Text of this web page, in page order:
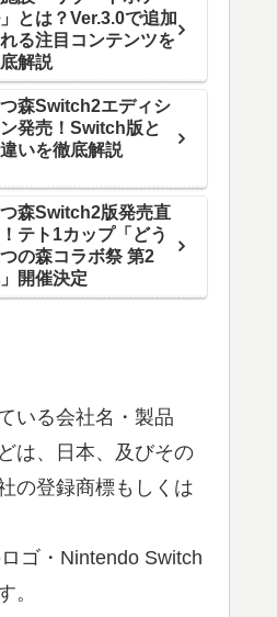
とは？Ver.3.0で追加
る注目コンテンツを
解説
森Switch2エディシ
ン発売！Switch版と
いを徹底解説
森Switch2版発売直
テト1カップ「どう
の森コラボ祭 第2
開催決定
いる会社名・製品
は、日本、及びその
の登録商標もしくは
ゴ・Nintendo Switch
。